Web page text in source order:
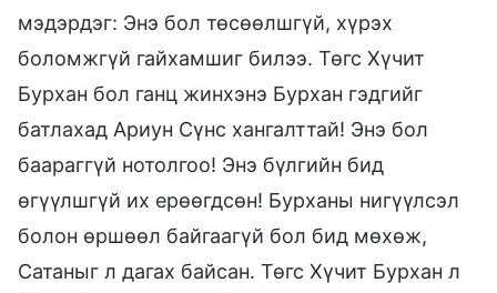
мэдэрдэг: Энэ бол төсөөлшгүй, хүрэх
боломжгүй гайхамшиг билээ. Төгс Хүчит
Бурхан бол ганц жинхэнэ Бурхан гэдгийг
батлахад Ариун Сүнс хангалттай! Энэ бол
баараггүй нотолгоо! Энэ бүлгийн бид
өгүүлшгүй их ерөөгдсөн! Бурханы нигүүлсэл
болон өршөөл байгаагүй бол бид мөхөж,
Сатаныг л дагах байсан. Төгс Хүчит Бурхан л